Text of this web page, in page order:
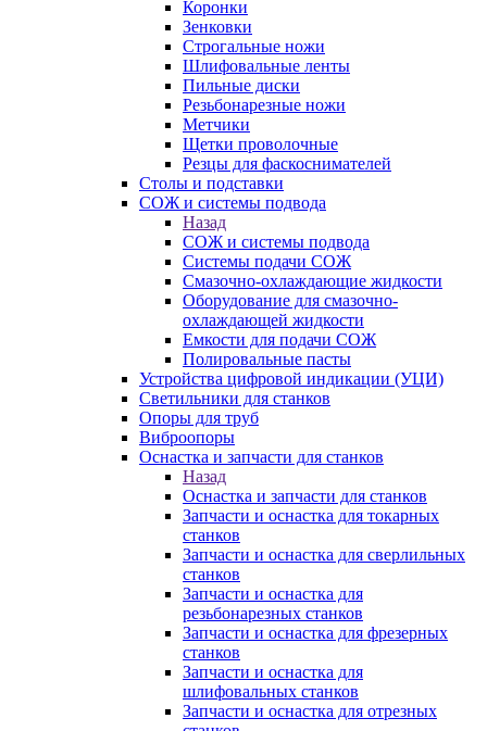
Коронки
Зенковки
Строгальные ножи
Шлифовальные ленты
Пильные диски
Резьбонарезные ножи
Метчики
Щетки проволочные
Резцы для фаскоснимателей
Столы и подставки
СОЖ и системы подвода
Назад
СОЖ и системы подвода
Системы подачи СОЖ
Смазочно-охлаждающие жидкости
Оборудование для смазочно-
охлаждающей жидкости
Емкости для подачи СОЖ
Полировальные пасты
Устройства цифровой индикации (УЦИ)
Светильники для станков
Опоры для труб
Виброопоры
Оснастка и запчасти для станков
Назад
Оснастка и запчасти для станков
Запчасти и оснастка для токарных
станков
Запчасти и оснастка для сверлильных
станков
Запчасти и оснастка для
резьбонарезных станков
Запчасти и оснастка для фрезерных
станков
Запчасти и оснастка для
шлифовальных станков
Запчасти и оснастка для отрезных